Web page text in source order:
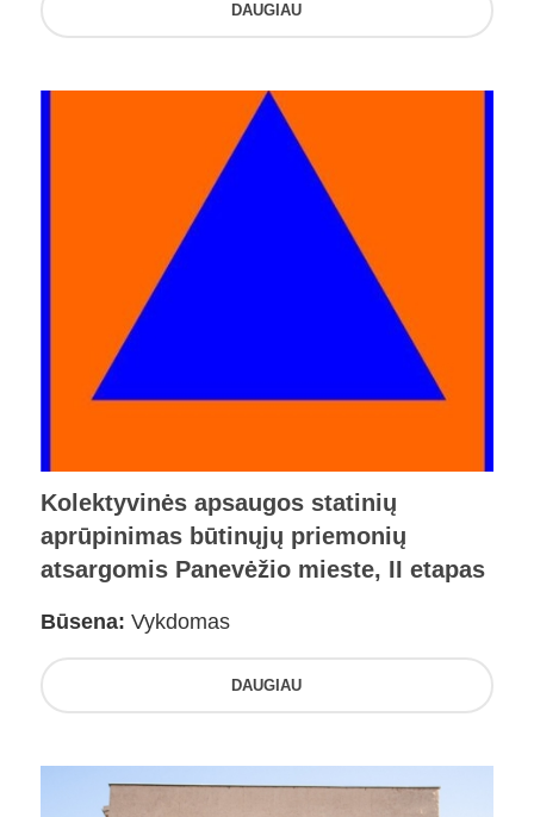
DAUGIAU
Kolektyvinės apsaugos statinių
aprūpinimas būtinųjų priemonių
atsargomis Panevėžio mieste, II etapas
Būsena: Vykdomas
DAUGIAU